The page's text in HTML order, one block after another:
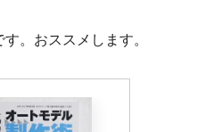
。おススメします。